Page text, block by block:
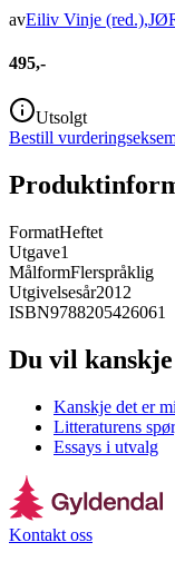
avEiliv Vinje (red.),
495,-
Utsolgt
Bestill
FormatHeftet
Utgave1
MålformFlerspråklig
Utgivelsesår2012
ISBN9788205426061
Du vil
Kanskje det er
Litteraturens
Essays i utvalg
Kontakt oss